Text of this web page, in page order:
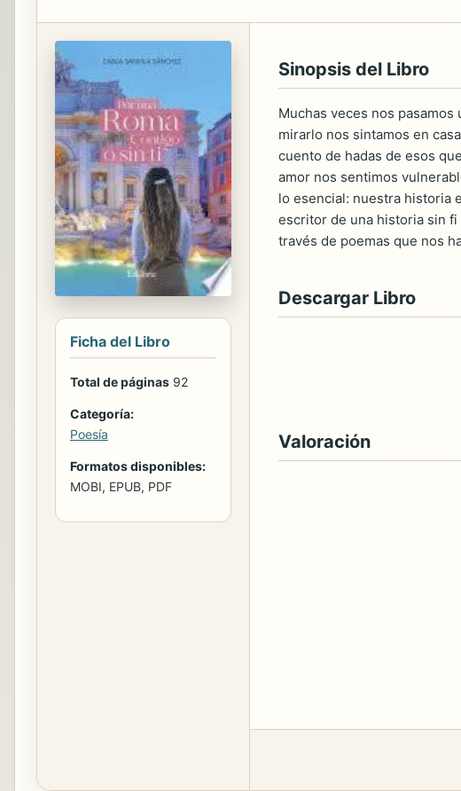
Ficha del Libro
Total de páginas 92
Categoría:
Poesía
Formatos disponibles:
MOBI, EPUB, PDF
Sinopsis del Libro
Muchas veces nos
mirarlo nos sintamos en
cuento de hadas de esos
amor nos sentimos
lo esencial: nuestra historia
escritor de una historia sin
través de poemas que nos
Descargar Libro
Valoración